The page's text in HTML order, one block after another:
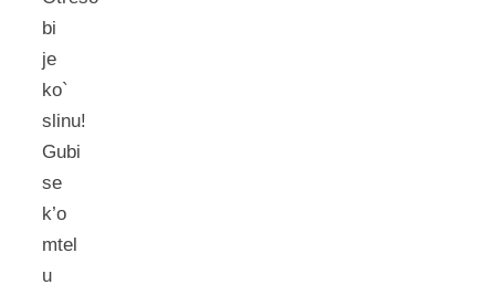
bi
je
ko`
slinu!
Gubi
se
k’o
mtel
u